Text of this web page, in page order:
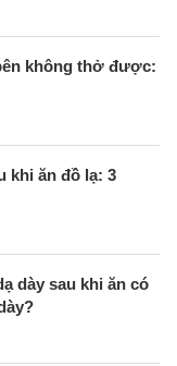
không thở được:
khi ăn đồ lạ: 3
dày sau khi ăn có